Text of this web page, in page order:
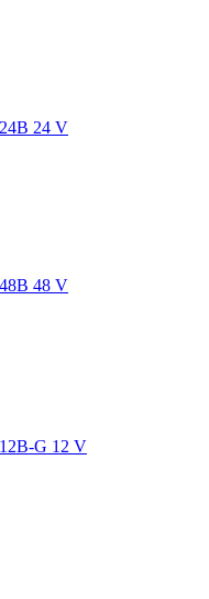
24 V
48 V
G 12 V